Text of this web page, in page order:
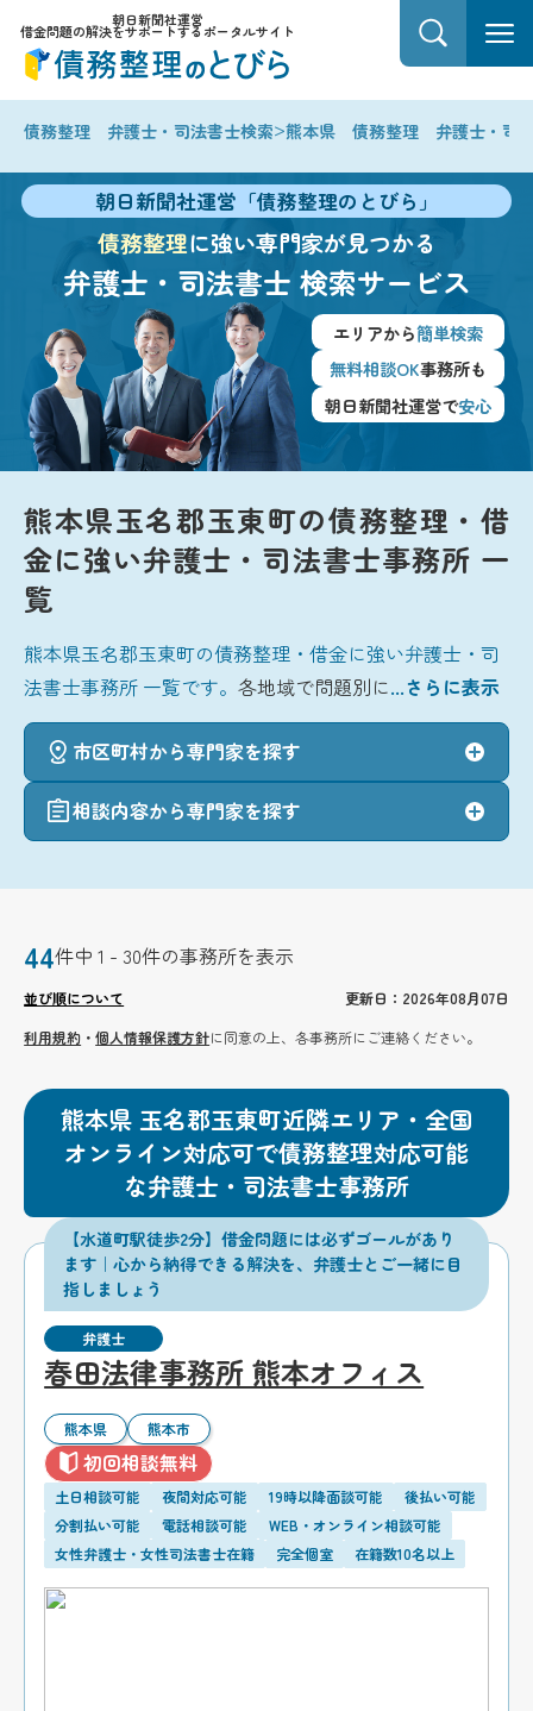
朝日新聞社運営
借金問題の解決をサポートするポータルサイト
債務整理 弁護士・司法書士検索>熊本県 債務整理 弁護士・司
朝日新聞社運営「債務整理のとびら」
債務整理に強い専門家が見つかる
弁護士・司法書士 検索サービス
エリアから簡単検索
無料相談OK事務所も
朝日新聞社運営で安心
熊本県玉名郡玉東町の債務整理・借
金に強い弁護士・司法書士事務所 一
覧
熊本県玉名郡玉東町の債務整理・借金に強い弁護士・司
法書士事務所 一覧です。各地域で問題別に...さらに表示
市区町村から専門家を探す
相談内容から専門家を探す
44件中 1 - 30件の事務所を表示
並び順について
更新日：2026年08月07日
利用規約 ・個人情報保護方針に同意の上、各事務所にご連絡ください。
熊本県 玉名郡玉東町近隣エリア・全国
オンライン対応可で債務整理対応可能
な弁護士・司法書士事務所
【水道町駅徒歩2分】借金問題には必ずゴールがあり
ます｜心から納得できる解決を、弁護士とご一緒に目
指しましょう
弁護士
春田法律事務所 熊本オフィス
熊本県 熊本市
初回相談無料
土日相談可能 夜間対応可能 19時以降面談可能
後払い可能
分割払い可能
電話相談可能
WEB・オンライン相談可能
女性弁護士・女性司法書士在籍
完全個室 在籍数10名以上